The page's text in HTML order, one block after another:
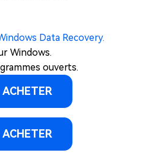
Data Recovery.
Windows.
ouverts.
ACHETER
ACHETER